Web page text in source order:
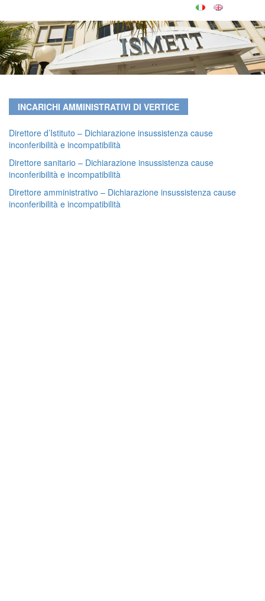
INCARICHI AMMINISTRATIVI DI VERTICE
Direttore d’Istituto – Dichiarazione insussistenza cause
inconferibilità e incompatibilità
Direttore sanitario – Dichiarazione insussistenza cause
inconferibilità e incompatibilità
Direttore amministrativo – Dichiarazione insussistenza cause
inconferibilità e incompatibilità